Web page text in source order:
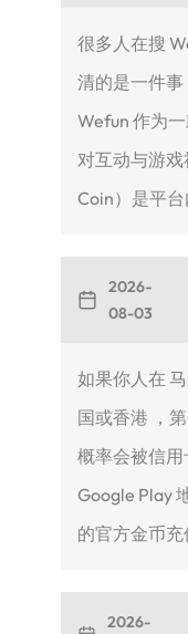
很多人在搜
清的是一件事
Wefun 作为
对互动与游
Coin）是平
2026-
08-03
如果你人在
国或香港 ，
概率会被信用
Google Play
的官方金币
2026-